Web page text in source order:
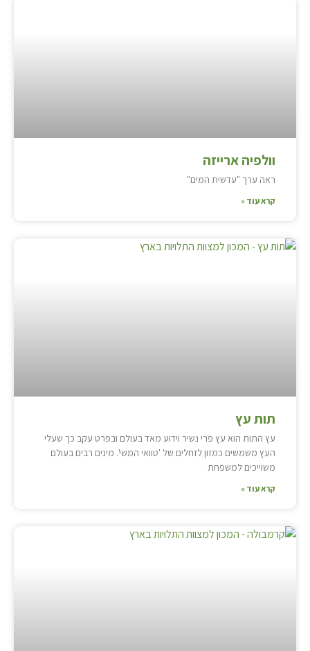
וולפיה ארייזה
ראה ערך "עדשית המים"
קרא עוד »
תות עץ
עץ התות הוא עץ פרי נשיר וידוע מאד בעולם ובפרט עקב כך שעלי
העץ משמשים כמזון לזחלים של 'טוואי המשי'. מינים רבים בעולם
משוייכים למשפחת
קרא עוד »